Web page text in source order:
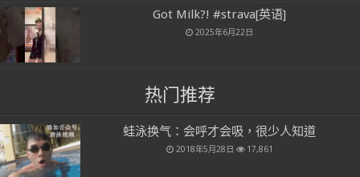
Got Milk?! #strava[英语]
2025年6月22日
热门推荐
蛙泳换气：会呼才会吸，很少人知道
2018年5月28日 17,861